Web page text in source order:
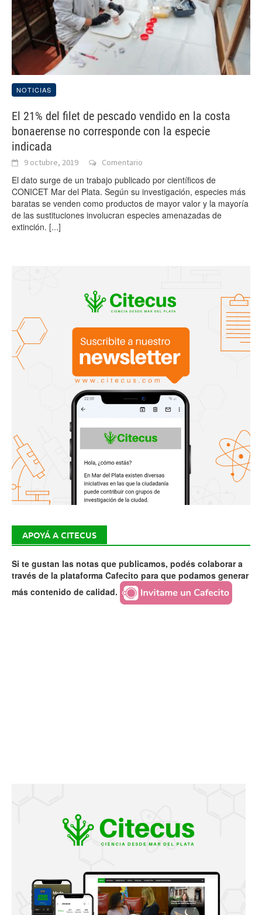
NOTICIAS
El 21% del filet de pescado vendido en la costa
bonaerense no corresponde con la especie
indicada
9 octubre, 2019 Comentario
El dato surge de un trabajo publicado por científicos de
CONICET Mar del Plata. Según su investigación, especies más
baratas se venden como productos de mayor valor y la mayoría
de las sustituciones involucran especies amenazadas de
extinción. [...]
APOYÁ A CITECUS
Si te gustan las notas que publicamos, podés colaborar a
través de la plataforma Cafecito para que podamos generar
más contenido de calidad.